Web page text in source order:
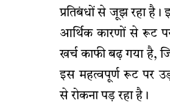
प्रतिबंधों से जूझ रहा
आर्थिक कारणों से रूट
खर्च काफी बढ़ गया है,
इस महत्वपूर्ण रूट पर
से रोकना पड़ रहा है।